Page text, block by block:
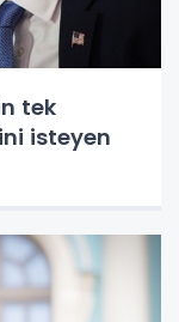
tek
isteyen